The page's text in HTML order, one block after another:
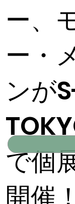
ー、
ー・
ンが
で個
開催！